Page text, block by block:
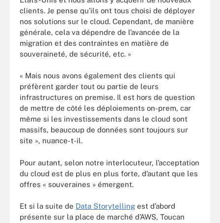
clients. Je pense qu’ils ont tous choisi de déployer
nos solutions sur le cloud. Cependant, de manière
générale, cela va dépendre de l’avancée de la
migration et des contraintes en matière de
souveraineté, de sécurité, etc. »
« Mais nous avons également des clients qui
préfèrent garder tout ou partie de leurs
infrastructures on premise. Il est hors de question
de mettre de côté les déploiements on-prem, car
même si les investissements dans le cloud sont
massifs, beaucoup de données sont toujours sur
site », nuance-t-il.
Pour autant, selon notre interlocuteur, l’acceptation
du cloud est de plus en plus forte, d’autant que les
offres « souveraines » émergent.
Et si la suite de Data Storytelling est d’abord
présente sur la place de marché d’AWS, Toucan